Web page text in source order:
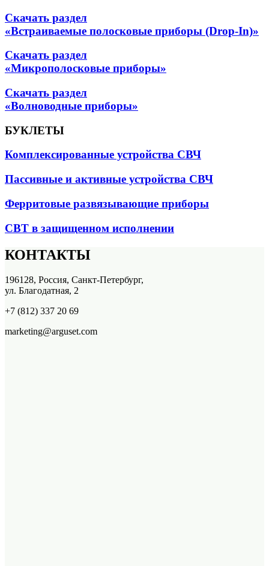
Скачать раздел
«Встраиваемые полосковые приборы (Drop-In)»
Скачать раздел
«Микрополосковые приборы»
Скачать раздел
«Волноводные приборы»
БУКЛЕТЫ
Комплексированные устройства СВЧ
Пассивные и активные устройства СВЧ
Ферритовые развязывающие приборы
СВТ в защищенном исполнении
КОНТАКТЫ
196128, Россия, Санкт-Петербург,
ул. Благодатная, 2
+7 (812) 337 20 69
marketing@arguset.com